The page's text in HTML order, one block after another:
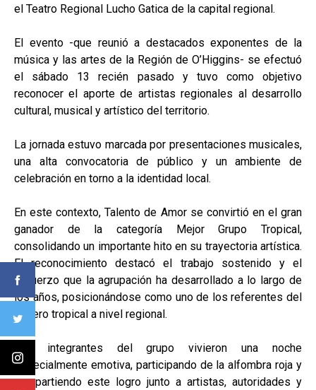
el Teatro Regional Lucho Gatica de la capital regional.
El evento -que reunió a destacados exponentes de la
música y las artes de la Región de O’Higgins- se efectuó
el sábado 13 recién pasado y tuvo como objetivo
reconocer el aporte de artistas regionales al desarrollo
cultural, musical y artístico del territorio.
La jornada estuvo marcada por presentaciones musicales,
una alta convocatoria de público y un ambiente de
celebración en torno a la identidad local.
En este contexto, Talento de Amor se convirtió en el gran
ganador de la categoría Mejor Grupo Tropical,
consolidando un importante hito en su trayectoria artística.
El reconocimiento destacó el trabajo sostenido y el
esfuerzo que la agrupación ha desarrollado a lo largo de
los años, posicionándose como uno de los referentes del
género tropical a nivel regional.
Los integrantes del grupo vivieron una noche
especialmente emotiva, participando de la alfombra roja y
compartiendo este logro junto a artistas, autoridades y